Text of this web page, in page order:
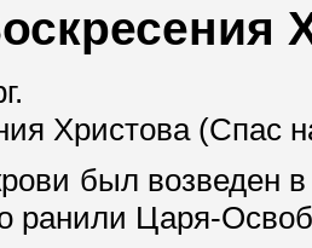
Христова (Спас
был возведен в
ранили Царя-